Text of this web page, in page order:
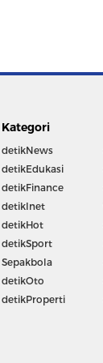
Kategori
detikNews
detikEdukasi
detikFinance
detikInet
detikHot
detikSport
Sepakbola
detikOto
detikProperti